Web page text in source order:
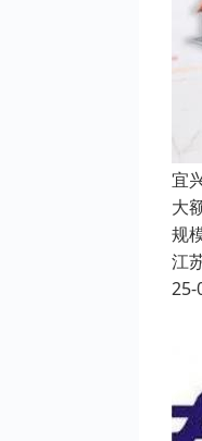
宜
大
规
江
25-